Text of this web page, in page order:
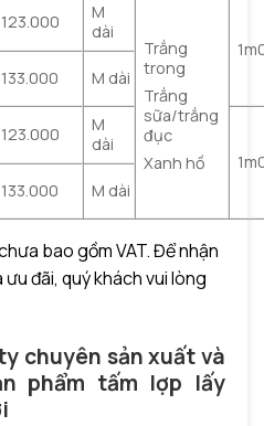
123.000
M
dài
Trắng
trong
Trắng
sữa/trắng
đục
Xanh hồ
133.000 M dài
123.000
M
dài
133.000 M dài
bao gồm VAT. Để nhận
đãi, quý khách vui lòng
chuyên sản xuất và
phẩm tấm lợp lấy